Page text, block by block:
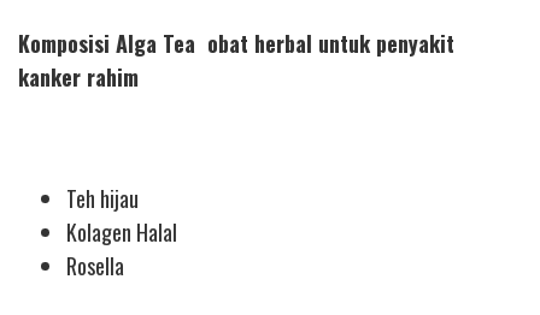
Komposisi Alga Tea obat herbal untuk penyakit
kanker rahim
Teh hijau
Kolagen Halal
Rosella